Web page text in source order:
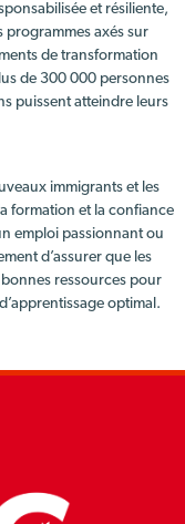
et résiliente,
programmes axés sur
de transformation
de 300 000 personnes
puissent atteindre leurs
immigrants et les
formation et la confiance
emploi passionnant ou
d’assurer que les
ressources pour
optimal.